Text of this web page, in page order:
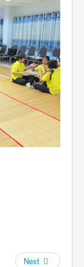
Next